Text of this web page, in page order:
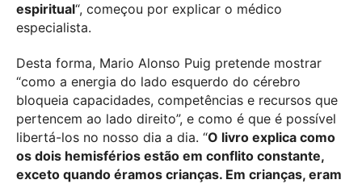
espiritual“, começou por explicar o médico
especialista.
Desta forma, Mario Alonso Puig pretende mostrar
“como a energia do lado esquerdo do cérebro
bloqueia capacidades, competências e recursos que
pertencem ao lado direito”, e como é que é possível
libertá-los no nosso dia a dia. “O livro explica como
os dois hemisférios estão em conflito constante,
exceto quando éramos crianças. Em crianças, eram